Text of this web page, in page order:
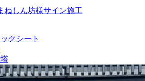
ねしん坊様サイン施工
クシート